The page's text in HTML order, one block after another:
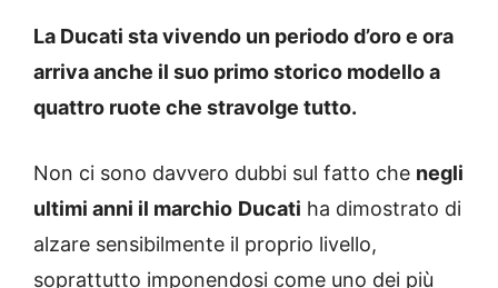
La Ducati sta vivendo un periodo d’oro e ora
arriva anche il suo primo storico modello a
quattro ruote che stravolge tutto.
Non ci sono davvero dubbi sul fatto che negli
ultimi anni il marchio Ducati ha dimostrato di
alzare sensibilmente il proprio livello,
soprattutto imponendosi come uno dei più